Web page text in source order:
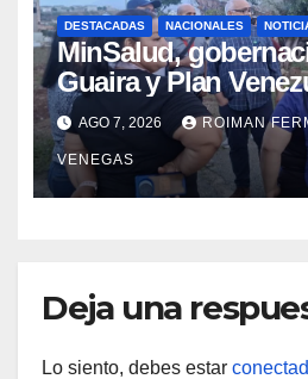
DESTACADAS NACIONALES
MinSalud,
Guaira y Plan
iniciaron la
del Centro
el Mar
AGO 7, 2026 ROIMAN
VENEGAS
Deja una
Lo siento, debes estar